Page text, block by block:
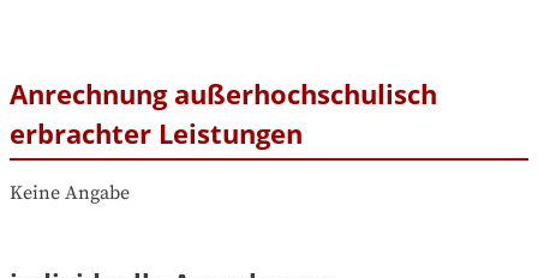
Anrechnung außerhochschulisch
erbrachter Leistungen
Keine Angabe